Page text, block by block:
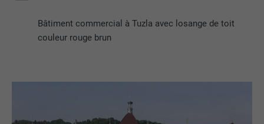
Bâtiment commercial à Tuzla avec losange de toit
couleur rouge brun